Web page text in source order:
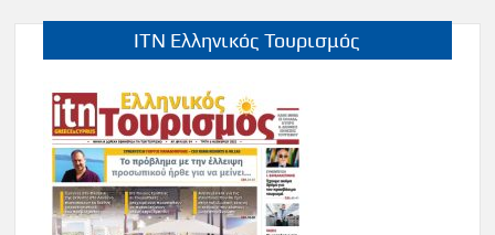
ITN Ελληνικός Τουρισμός